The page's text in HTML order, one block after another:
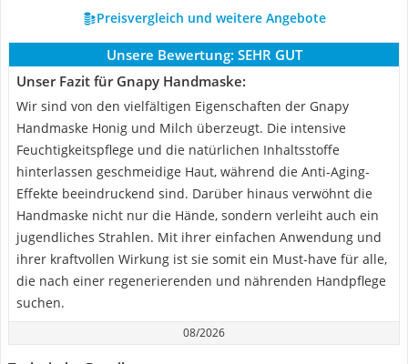
Preisvergleich und weitere Angebote
Unsere Bewertung: SEHR GUT
Unser Fazit für Gnapy Handmaske:
Wir sind von den vielfältigen Eigenschaften der Gnapy
Handmaske Honig und Milch überzeugt. Die intensive
Feuchtigkeitspflege und die natürlichen Inhaltsstoffe
hinterlassen geschmeidige Haut, während die Anti-Aging-
Effekte beeindruckend sind. Darüber hinaus verwöhnt die
Handmaske nicht nur die Hände, sondern verleiht auch ein
jugendliches Strahlen. Mit ihrer einfachen Anwendung und
ihrer kraftvollen Wirkung ist sie somit ein Must-have für alle,
die nach einer regenerierenden und nährenden Handpflege
suchen.
08/2026